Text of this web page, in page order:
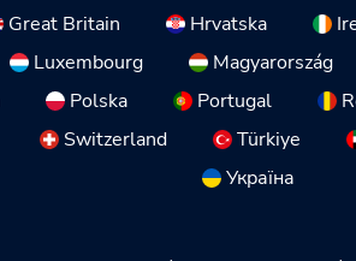
Great Britain Hrvatska
Luxembourg Magyarország
Polska Portugal
Switzerland Türkiye
Україна